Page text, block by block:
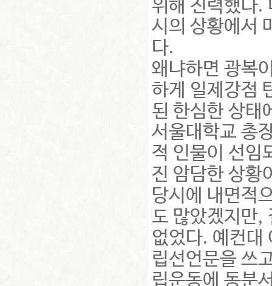
위해 진력했다.
시의 상황에서
다.
왜냐하면 광복
하게 일제강점
된 한심한 상태
서울대학교 총
적 인물이 선임
진 암담한 상황
당시에 내면적
도 많았겠지만,
없었다. 예컨대
립선언문을 쓰
립운동에 동분